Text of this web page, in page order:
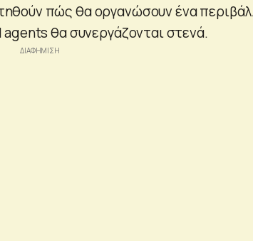
πώς θα οργανώσουν ένα
agents θα συνεργάζονται στενά.